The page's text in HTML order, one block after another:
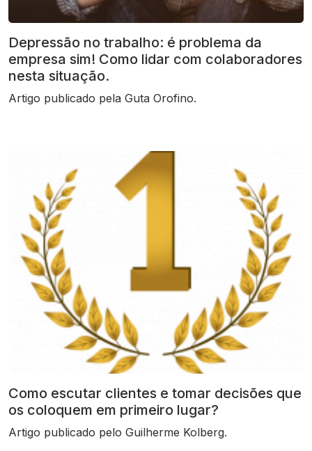
Depressão no trabalho: é problema da
empresa sim! Como lidar com colaboradores
nesta situação.
Artigo publicado pela Guta Orofino.
Como escutar clientes e tomar decisões que
os coloquem em primeiro lugar?
Artigo publicado pelo Guilherme Kolberg.